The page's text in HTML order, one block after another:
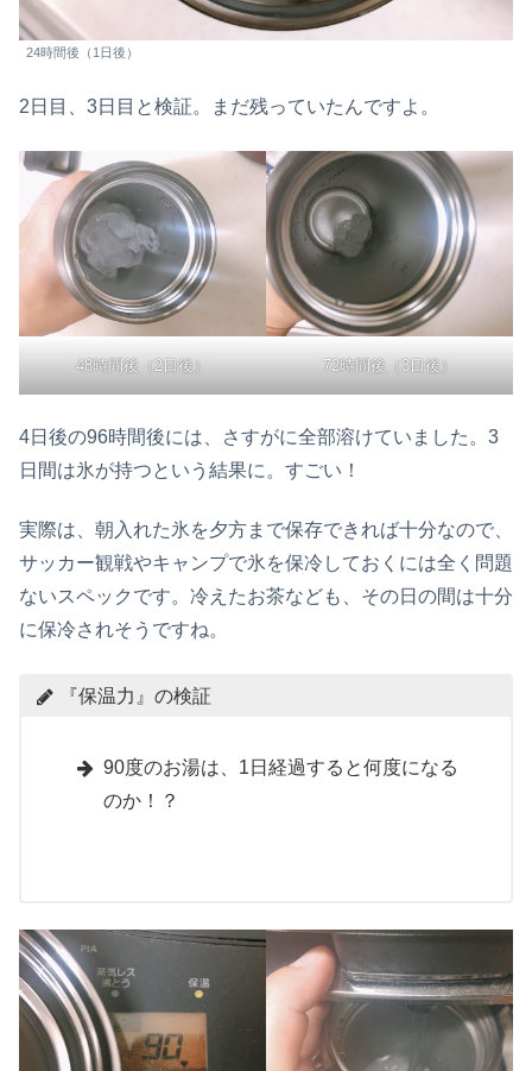
24時間後（1日後）
2日目、3日目と検証。まだ残っていたんですよ。
48時間後（2日後） 72時間後（3日後）
4日後の96時間後には、さすがに全部溶けていました。3
日間は氷が持つという結果に。すごい！
実際は、朝入れた氷を夕方まで保存できれば十分なので、
サッカー観戦やキャンプで氷を保冷しておくには全く問題
ないスペックです。冷えたお茶なども、その日の間は十分
に保冷されそうですね。
『保温力』の検証
90度のお湯は、1日経過すると何度になる
のか！？